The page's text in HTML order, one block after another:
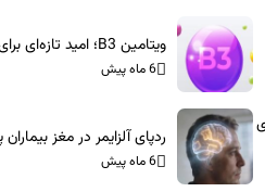
ویتامین B3؛ امید تازه‌ای برای توقف رشد تومورهای مغزی خطرناک
6 ماه پیش
ردپای آلزایمر در مغز بیماران
6 ماه پیش